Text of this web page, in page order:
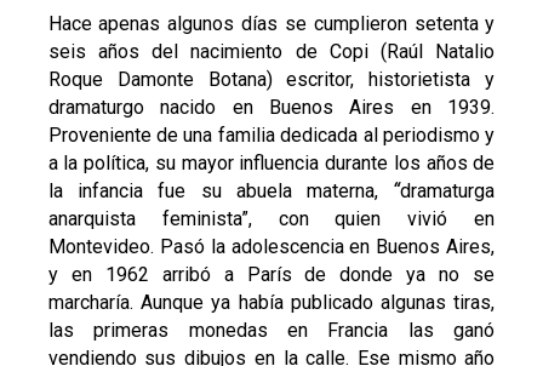
Hace apenas algunos días se cumplieron setenta y
seis años del nacimiento de Copi (Raúl Natalio
Roque Damonte Botana) escritor, historietista y
dramaturgo nacido en Buenos Aires en 1939.
Proveniente de una familia dedicada al periodismo y
a la política, su mayor influencia durante los años de
la infancia fue su abuela materna, “dramaturga
anarquista feminista”, con quien vivió en
Montevideo. Pasó la adolescencia en Buenos Aires,
y en 1962 arribó a París de donde ya no se
marcharía. Aunque ya había publicado algunas tiras,
las primeras monedas en Francia las ganó
vendiendo sus dibujos en la calle. Ese mismo año